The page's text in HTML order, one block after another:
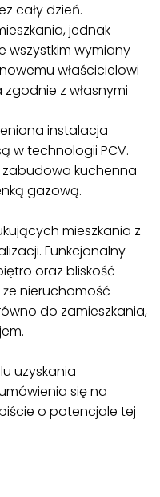
cały dzień.
jednak
wszystkim wymiany
właścicielowi
z własnymi
instalacja
w technologii PCV.
kuchenna
gazową.
mieszkania z
Funkcjonalny
oraz bliskość
że nieruchomość
do zamieszkania,
uzyskania
się na
o potencjale tej